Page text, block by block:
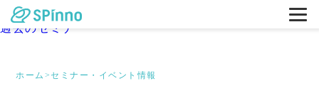
東京
大阪
過去のセミナー
ホーム > セミナー・イベント情報